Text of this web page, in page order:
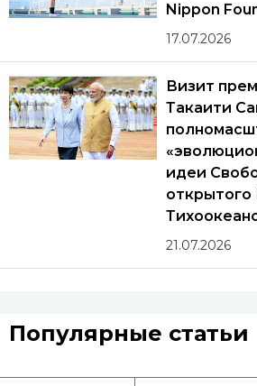
Nippon
17.07.2026
Визит
Такаити
идеи
открытого
21.07.2026
Популярные статьи